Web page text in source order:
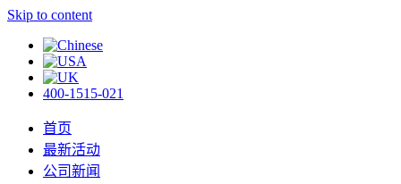
Skip to content
400-1515-021
首页
最新活动
公司新闻